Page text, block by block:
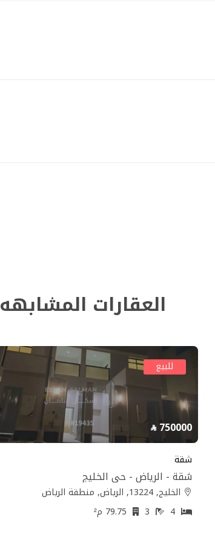
العقارات المشابهه
للبيع
750000
شقة
شقة - الرياض - حي الخليج
الخليج, 13224, الرياض, منطقة الرياض
4
3